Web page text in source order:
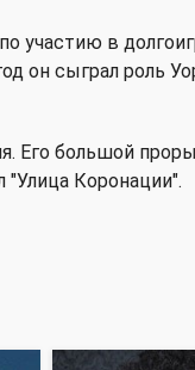
участию в
он сыграл роль
Его большой
"Улица Коронации".